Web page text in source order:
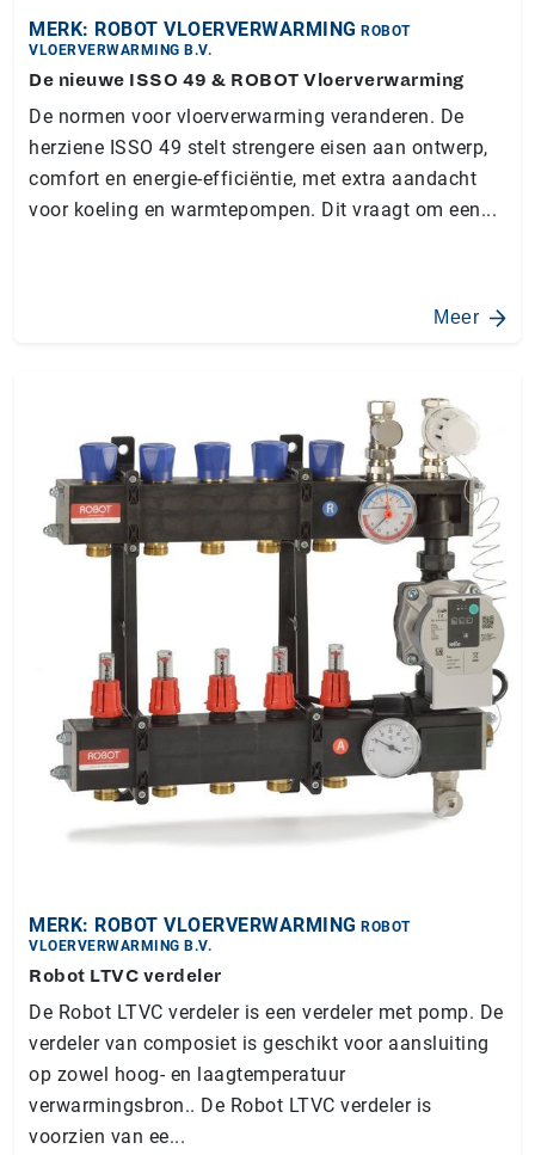
MERK: ROBOT VLOERVERWARMING ROBOT
VLOERVERWARMING B.V.
De nieuwe ISSO 49 & ROBOT Vloerverwarming
De normen voor vloerverwarming veranderen. De
herziene ISSO 49 stelt strengere eisen aan ontwerp,
comfort en energie-efficiëntie, met extra aandacht
voor koeling en warmtepompen. Dit vraagt om een...
Meer
MERK: ROBOT VLOERVERWARMING ROBOT
VLOERVERWARMING B.V.
Robot LTVC verdeler
De Robot LTVC verdeler is een verdeler met pomp. De
verdeler van composiet is geschikt voor aansluiting
op zowel hoog- en laagtemperatuur
verwarmingsbron.. De Robot LTVC verdeler is
voorzien van ee...